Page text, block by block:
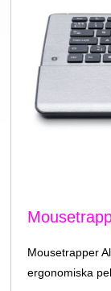
Mousetrapper
ergonomiska